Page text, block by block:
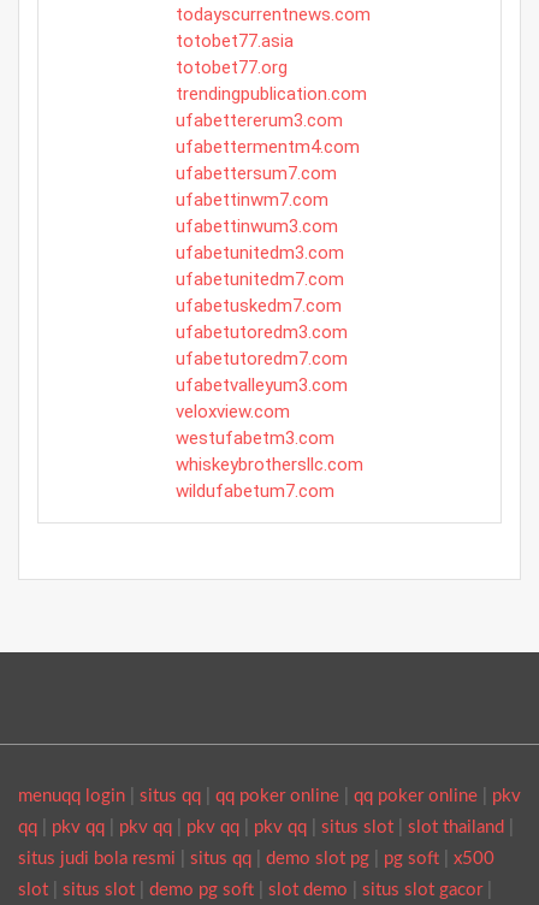
todayscurrentnews.com
totobet77.asia
totobet77.org
trendingpublication.com
ufabettererum3.com
ufabettermentm4.com
ufabettersum7.com
ufabettinwm7.com
ufabettinwum3.com
ufabetunitedm3.com
ufabetunitedm7.com
ufabetuskedm7.com
ufabetutoredm3.com
ufabetutoredm7.com
ufabetvalleyum3.com
veloxview.com
westufabetm3.com
whiskeybrothersllc.com
wildufabetum7.com
menuqq login situs qq qq poker online qq poker online
pkv
qq
pkv qq pkv qq pkv qq pkv qq situs slot slot thailand
situs judi bola resmi
situs qq demo slot pg pg soft
x500
slot
situs slot demo pg soft slot demo situs slot gacor|